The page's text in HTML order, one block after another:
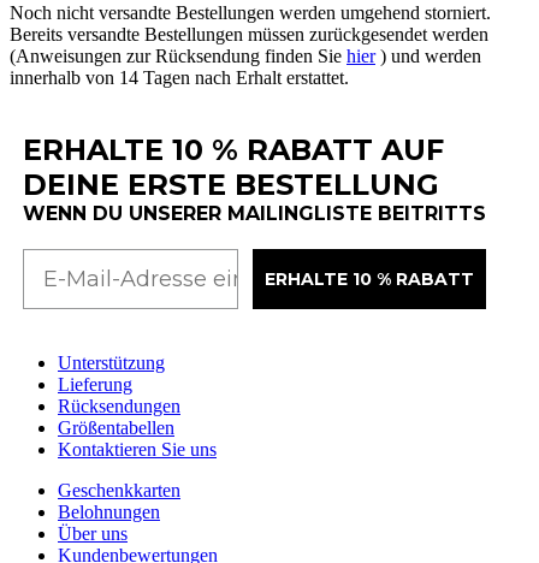
Noch nicht versandte Bestellungen werden umgehend storniert.
Bereits versandte Bestellungen müssen zurückgesendet werden
(Anweisungen zur Rücksendung finden Sie hier ) und werden
innerhalb von 14 Tagen nach Erhalt erstattet.
ERHALTE 10 % RABATT AUF
DEINE ERSTE BESTELLUNG
WENN DU UNSERER MAILINGLISTE BEITRITTS
ERHALTE 10 % RABATT
Unterstützung
Lieferung
Rücksendungen
Größentabellen
Kontaktieren Sie uns
Geschenkkarten
Belohnungen
Über uns
Kundenbewertungen